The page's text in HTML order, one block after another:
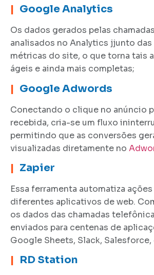
| Google Analytics
Os dados gerados pelas
analisados no Analytics jjunto das
métricas do site, o que torna tais
ágeis e ainda mais completas;
| Google Adwords
Conectando o clique no anúncio
recebida, cria-se um fluxo
permitindo que as conversões
visualizadas diretamente no
| Zapier
Essa ferramenta automatiza
diferentes aplicativos de web.
os dados das chamadas
enviados para centenas de
Google Sheets, Slack,
| RD Station